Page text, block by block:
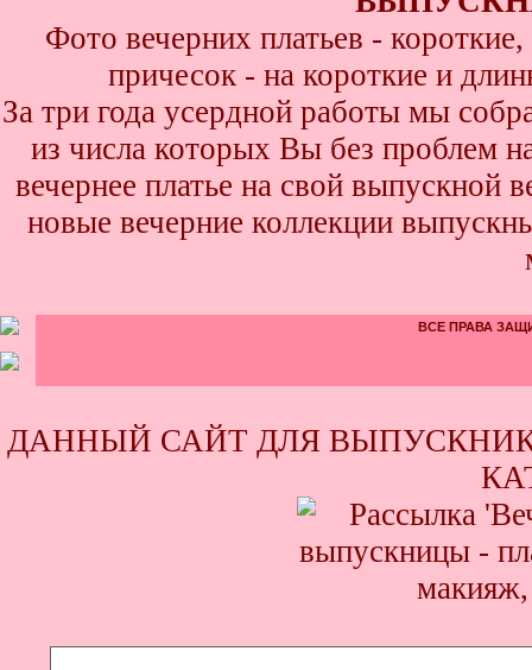
Фото вечерних платьев -
причесок - на короткие и
За три года усердной работы мы
из числа которых Вы без проблем
вечернее платье на свой выпускной
новые вечерние коллекции
ВСЕ ПРАВА
ДАННЫЙ САЙТ ДЛЯ